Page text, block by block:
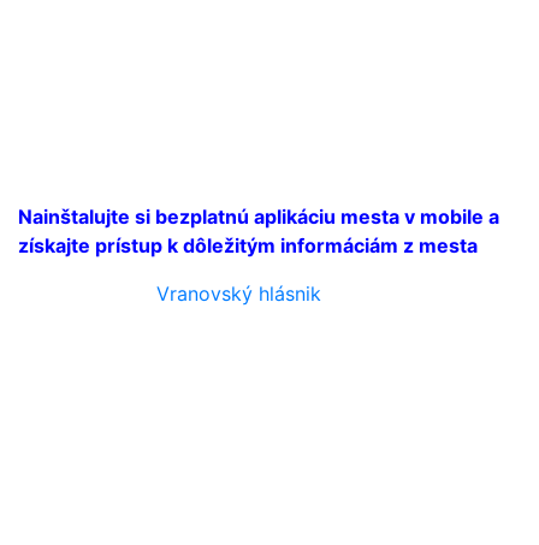
Nainštalujte si bezplatnú aplikáciu mesta v mobile a
získajte prístup k dôležitým informáciám z mesta
Vranovský hlásnik